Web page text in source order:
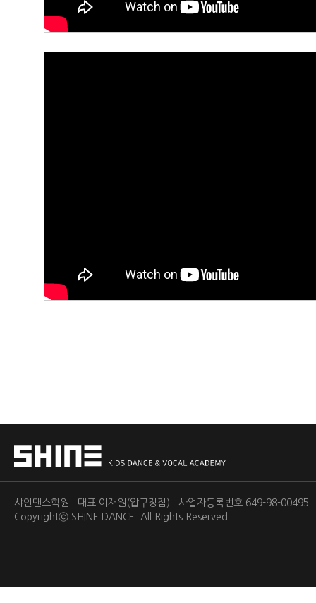
샤인댄스학원 대표 이재원(압구정점) 사업자등록번호 649-98-
Copyrightⓒ SHINE DANCE. All Rights Reserved.